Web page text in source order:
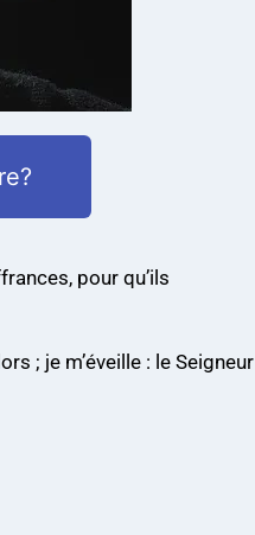
pour qu’ils
; je m’éveille : le Seigneur